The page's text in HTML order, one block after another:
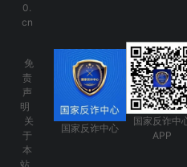
0.
cn
免
责
声
明
关
于
本
站
国家反诈中心
国家反诈中
APP